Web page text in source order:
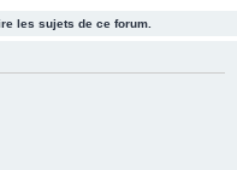
e
les sujets de ce forum.